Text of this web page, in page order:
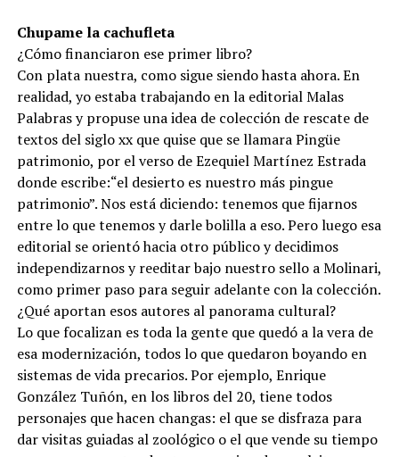
Chupame la cachufleta
¿Cómo financiaron ese primer libro?
Con plata nuestra, como sigue siendo hasta ahora. En
realidad, yo estaba trabajando en la editorial Malas
Palabras y propuse una idea de colección de rescate de
textos del siglo xx que quise que se llamara Pingüe
patrimonio, por el verso de Ezequiel Martínez Estrada
donde escribe:“el desierto es nuestro más pingue
patrimonio”. Nos está diciendo: tenemos que fijarnos
entre lo que tenemos y darle bolilla a eso. Pero luego esa
editorial se orientó hacia otro público y decidimos
independizarnos y reeditar bajo nuestro sello a Molinari,
como primer paso para seguir adelante con la colección.
¿Qué aportan esos autores al panorama cultural?
Lo que focalizan es toda la gente que quedó a la vera de
esa modernización, todos lo que quedaron boyando en
sistemas de vida precarios. Por ejemplo, Enrique
González Tuñón, en los libros del 20, tiene todos
personajes que hacen changas: el que se disfraza para
dar visitas guiadas al zoológico o el que vende su tiempo